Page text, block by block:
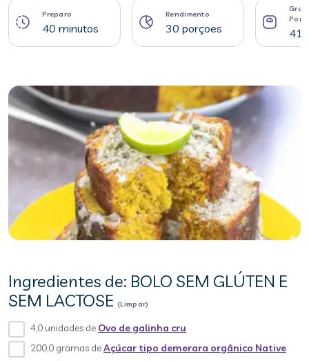
Preparo
40 minutos
Rendimento
30 porçoes 41
Ingredientes de: BOLO SEM GLÚTEN E
SEM LACTOSE (Limpar)
4,0 unidades de Ovo de galinha cru
200,0 gramas deAçúcar tipo demerara orgânico Native